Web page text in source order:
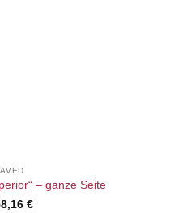
– ganze Seite
€